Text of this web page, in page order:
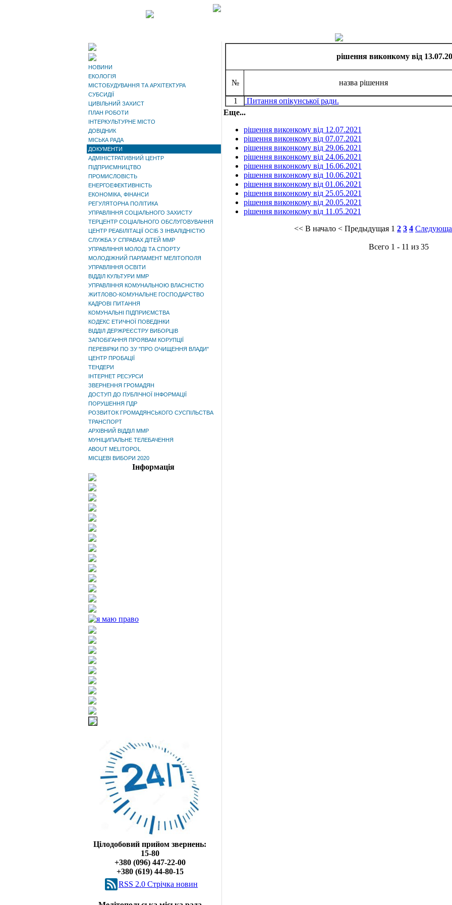
НОВИНИ
ЕКОЛОГІЯ
МІСТОБУДУВАННЯ ТА АРХІТЕКТУРА
СУБСИДІЇ
ЦИВІЛЬНИЙ ЗАХИСТ
ПЛАН РОБОТИ
ІНТЕРКУЛЬТУРНЕ МІСТО
ДОВІДНИК
МІСЬКА РАДА
ДОКУМЕНТИ
АДМІНІСТРАТИВНИЙ ЦЕНТР
ПІДПРИЄМНИЦТВО
ПРОМИСЛОВІСТЬ
ЕНЕРГОЕФЕКТИВНІСТЬ
ЕКОНОМІКА, ФІНАНСИ
РЕГУЛЯТОРНА ПОЛІТИКА
УПРАВЛІННЯ СОЦІАЛЬНОГО ЗАХИСТУ
ТЕРЦЕНТР СОЦІАЛЬНОГО ОБСЛУГОВУВАННЯ
ЦЕНТР РЕАБІЛІТАЦІЇ ОСІБ З ІНВАЛІДНІСТЮ
СЛУЖБА У СПРАВАХ ДІТЕЙ ММР
УПРАВЛІННЯ МОЛОДІ ТА СПОРТУ
МОЛОДІЖНИЙ ПАРЛАМЕНТ МЕЛІТОПОЛЯ
УПРАВЛІННЯ ОСВІТИ
ВІДДІЛ КУЛЬТУРИ ММР
УПРАВЛІННЯ КОМУНАЛЬНОЮ ВЛАСНІСТЮ
ЖИТЛОВО-КОМУНАЛЬНЕ ГОСПОДАРСТВО
КАДРОВІ ПИТАННЯ
КОМУНАЛЬНІ ПІДПРИЄМСТВА
КОДЕКС ЕТИЧНОЇ ПОВЕДІНКИ
ВІДДІЛ ДЕРЖРЕЄСТРУ ВИБОРЦІВ
ЗАПОБІГАННЯ ПРОЯВАМ КОРУПЦІЇ
ПЕРЕВІРКИ ПО ЗУ "ПРО ОЧИЩЕННЯ ВЛАДИ"
ЦЕНТР ПРОБАЦІЇ
ТЕНДЕРИ
ІНТЕРНЕТ РЕСУРСИ
ЗВЕРНЕННЯ ГРОМАДЯН
ДОСТУП ДО ПУБЛІЧНОЇ ІНФОРМАЦІЇ
ПОРУШЕННЯ ПДР
РОЗВИТОК ГРОМАДЯНСЬКОГО СУСПІЛЬСТВА
ТРАНСПОРТ
АРХІВНИЙ ВІДДІЛ ММР
МУНІЦИПАЛЬНЕ ТЕЛЕБАЧЕННЯ
ABOUT MELITOPOL
МІСЦЕВІ ВИБОРИ 2020
Інформація
Цілодобовий прийом звернень:
15-80
+380 (096) 447-22-00
+380 (619) 44-80-15
RSS 2.0 Cтрічка новин
рішення виконкому від
№ назва рішення
1 Питання опікунської ради.
Еще...
рішення виконкому від 12.07.2021
рішення виконкому від 07.07.2021
рішення виконкому від 29.06.2021
рішення виконкому від 24.06.2021
рішення виконкому від 16.06.2021
рішення виконкому від 10.06.2021
рішення виконкому від 01.06.2021
рішення виконкому від 25.05.2021
рішення виконкому від 20.05.2021
рішення виконкому від 11.05.2021
<< В начало < Предыдущая 1 2 3 4
Всего 1 - 11 из 35